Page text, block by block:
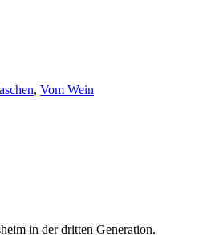
, Vom Wein
in der dritten Generation.